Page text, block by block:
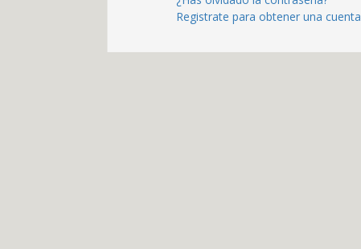
Registrate para obtener una cuenta